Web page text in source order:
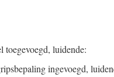
toegevoegd, luidende:
ingevoegd,